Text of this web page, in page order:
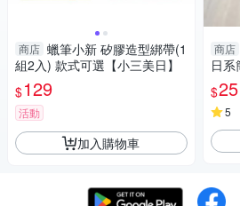
商店 蠟筆小新 矽膠造型綁帶(1
組2入) 款式可選【小三美日】
$129
活動
加入購物車
商店
日
線收
$25
5